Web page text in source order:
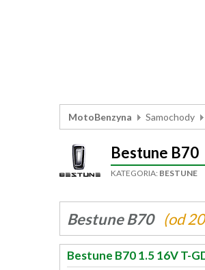
MotoBenzyna Samochody
Bestune B70
KATEGORIA: BESTUNE
Bestune B70 (od
Bestune B70 1.5 16V T-